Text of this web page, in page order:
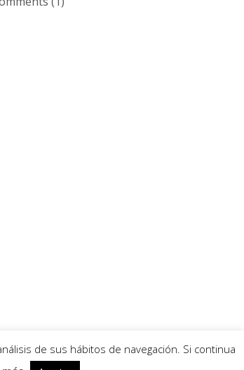
de sus hábitos de navegación. Si continua